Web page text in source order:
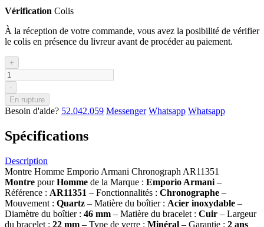
Vérification Colis
À la réception de votre commande, vous avez la posibilité de vérifier
le colis en présence du livreur avant de procéder au paiement.
+
-
En rupture
Besoin d'aide? 52.042.059 Messenger Whatsapp Whatsapp
Spécifications
Description
Montre Homme Emporio Armani Chronograph AR11351
Montre pourHomme de la Marque : Emporio Armani –
Référence : AR11351 – Fonctionnalités : Chronographe –
Mouvement : Quartz – Matière du boîtier : Acier inoxydable –
Diamètre du boîtier : 46 mm – Matière du bracelet : Cuir – Largeur
du bracelet : 22 mm – Type de verre : Minéral – Garantie : 2 ans